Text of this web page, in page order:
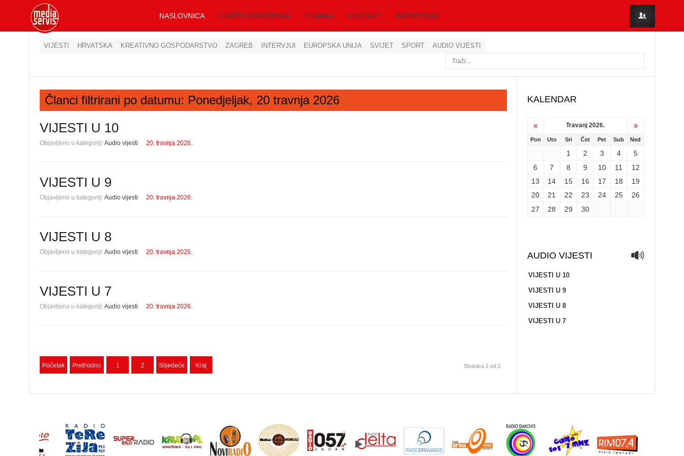
NASLOVNICA UVJETI KORIŠTENJA O NAMA KONTAKT IMPRESSUM
VIJESTI HRVATSKA KREATIVNO GOSPODARSTVO ZAGREB INTERVJUI EUROPSKA UNIJA SVIJET SPORT AUDIO VIJESTI
Članci filtrirani po datumu: Ponedjeljak, 20 travnja 2026
VIJESTI U 10
Objavljeno u kategoriji:Audio vijesti 20. travnja 2026.
VIJESTI U 9
Objavljeno u kategoriji:Audio vijesti 20. travnja 2026.
VIJESTI U 8
Objavljeno u kategoriji:Audio vijesti 20. travnja 2026.
VIJESTI U 7
Objavljeno u kategoriji:Audio vijesti 20. travnja 2026.
Početak Prethodno 1 2 Slijedeće Kraj Stranica 2 od 2
KALENDAR
« Travanj 2026. »
Pon Uto Sri Čet Pet Sub Ned
1 2 3 4
5
6
7 8 9 10 11
12
13
14 15 16 17 18
19
20
21 22 23 24 25
26
27
28 29 30
AUDIO VIJESTI
VIJESTI U 10
VIJESTI U 9
VIJESTI U 8
VIJESTI U 7